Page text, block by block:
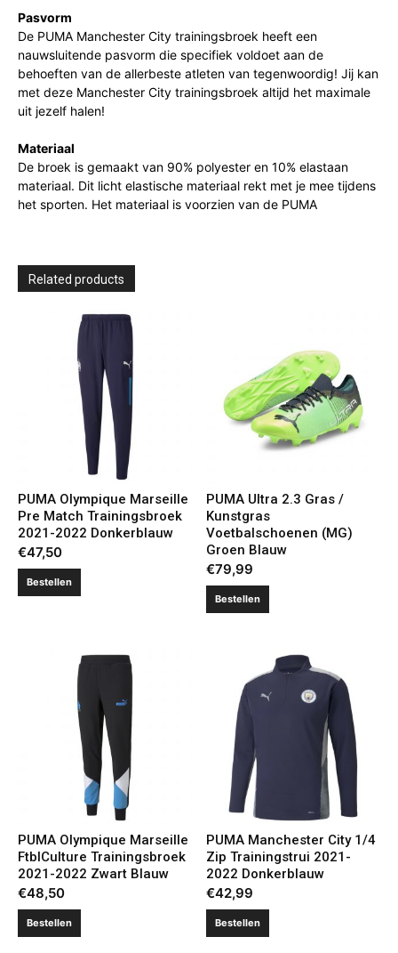
Pasvorm
De PUMA Manchester City trainingsbroek heeft een
nauwsluitende pasvorm die specifiek voldoet aan de
behoeften van de allerbeste atleten van tegenwoordig! Jij kan
met deze Manchester City trainingsbroek altijd het maximale
uit jezelf halen!
Materiaal
De broek is gemaakt van 90% polyester en 10% elastaan
materiaal. Dit licht elastische materiaal rekt met je mee tijdens
het sporten. Het materiaal is voorzien van de PUMA
Related products
PUMA Olympique Marseille
Pre Match Trainingsbroek
2021-2022 Donkerblauw
€47,50
Bestellen
PUMA Ultra 2.3 Gras /
Kunstgras
Voetbalschoenen (MG)
Groen Blauw
€79,99
Bestellen
PUMA Olympique Marseille
FtblCulture Trainingsbroek
2021-2022 Zwart Blauw
€48,50
Bestellen
PUMA Manchester City 1/4
Zip Trainingstrui 2021-
2022 Donkerblauw
€42,99
Bestellen